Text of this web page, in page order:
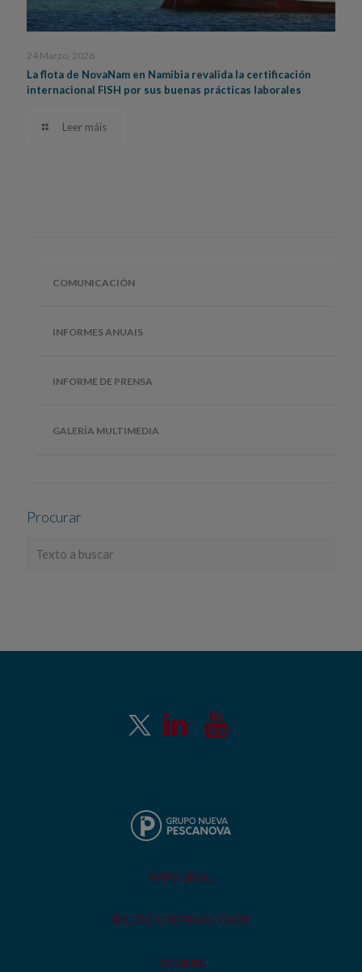
24 Marzo, 2026
La flota de NovaNam en Namibia revalida la certificación
internacional FISH por sus buenas prácticas laborales
Leer máis
COMUNICACIÓN
INFORMES ANUAIS
INFORME DE PRENSA
GALERÍA MULTIMEDIA
Procurar
AVISO LEGAL
POLÍTICA DE PRIVACIDADE
COOKIES